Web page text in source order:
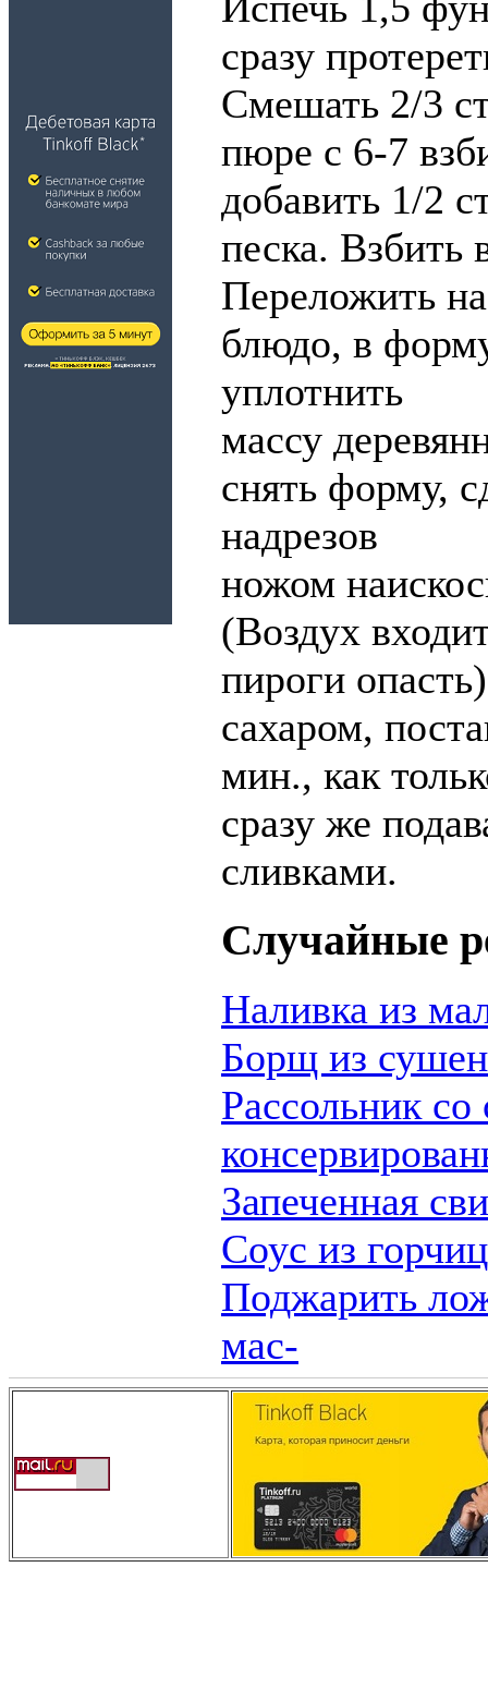
сразу
Смешать 2/3
пюре с 6-7
добавить 1/2
песка. Взбить
Переложить
блюдо, в
уплотнить
массу
снять форму,
надрезов
ножом
(Воздух
пироги
сахаром,
мин., как
сразу же
сливками.
Случайные
Наливка из
Борщ из
Рассольник со
Запеченная
Соус из
Поджарить
мас-